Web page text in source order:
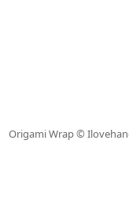
Origami Wrap ©